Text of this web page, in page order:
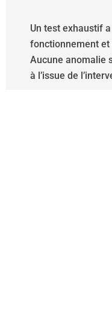
Un test exhaustif
fonctionnement
Aucune anomalie
à l’issue de